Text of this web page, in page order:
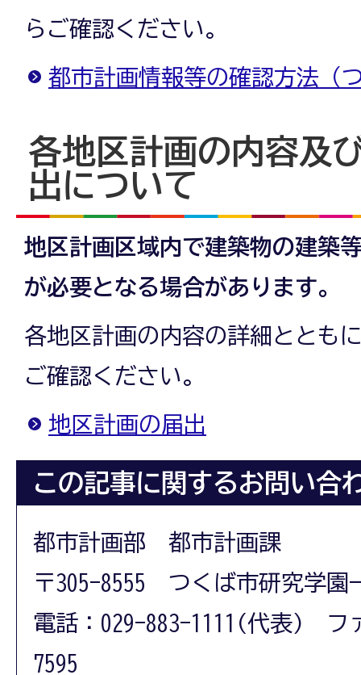
らご確認ください。
都市計画情報等の確認方法（
各地区計画の内容及
出について
地区計画区域内で建築物の建築
が必要となる場合があります。
各地区計画の内容の詳細ととも
ご確認ください。
地区計画の届出
この記事に関するお問い合
都市計画部 都市計画課
〒305-8555 つくば市研究学園
電話：029-883-1111(代表) フ
7595